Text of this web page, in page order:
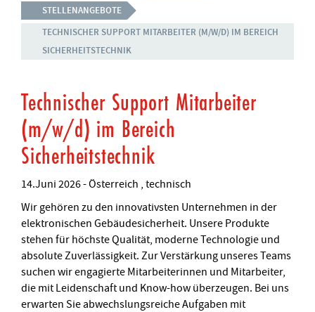
STELLENANGEBOTE
TECHNISCHER SUPPORT MITARBEITER (M/W/D) IM BEREICH
SICHERHEITSTECHNIK
Technischer Support Mitarbeiter
(m/w/d) im Bereich
Sicherheitstechnik
14.Juni 2026-Österreich technisch
Wir gehören zu den innovativsten Unternehmen in der
elektronischen Gebäudesicherheit. Unsere Produkte
stehen für höchste Qualität, moderne Technologie und
absolute Zuverlässigkeit. Zur Verstärkung unseres Teams
suchen wir engagierte Mitarbeiterinnen und Mitarbeiter,
die mit Leidenschaft und Know-how überzeugen. Bei uns
erwarten Sie abwechslungsreiche Aufgaben mit